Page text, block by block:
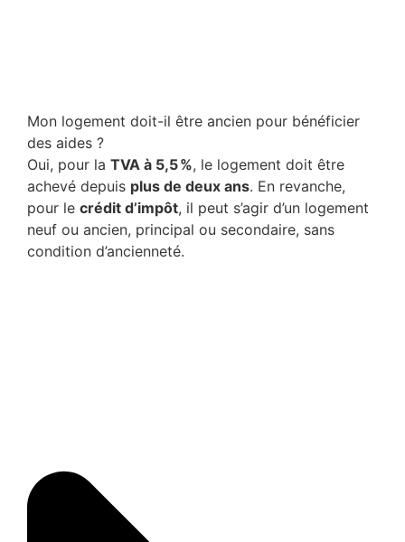
Mon logement doit-il être ancien pour bénéficier
des aides ?
Oui, pour la TVA à 5,5 %, le logement doit être
achevé depuis plus de deux ans. En revanche,
pour le crédit d’impôt, il peut s’agir d’un logement
neuf ou ancien, principal ou secondaire, sans
condition d’ancienneté.